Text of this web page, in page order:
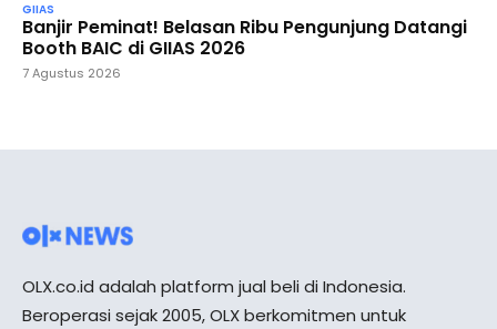
GIIAS
Banjir Peminat! Belasan Ribu Pengunjung Datangi
Booth BAIC di GIIAS 2026
7 Agustus 2026
OLX.co.id adalah platform jual beli di Indonesia.
Beroperasi sejak 2005, OLX berkomitmen untuk